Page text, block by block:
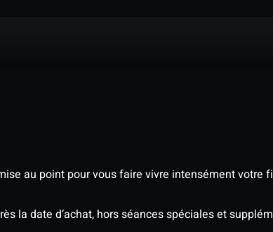
au point pour vous faire vivre intensément votre
la date d’achat, hors séances spéciales et